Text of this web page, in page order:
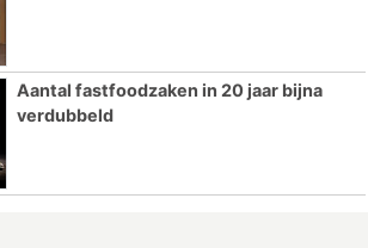
Aantal fastfoodzaken in 20 jaar bijna
verdubbeld